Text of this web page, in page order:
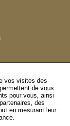
vos visites des
de vous
pour vous, ainsi
des
en mesurant leur